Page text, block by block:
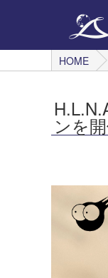
HOME
ンを